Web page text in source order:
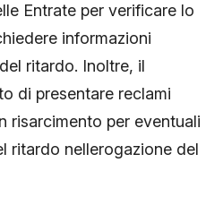
Entrate per verificare lo
informazioni
ritardo. Inoltre, il
di presentare reclami
risarcimento per eventuali
ritardo nellerogazione del